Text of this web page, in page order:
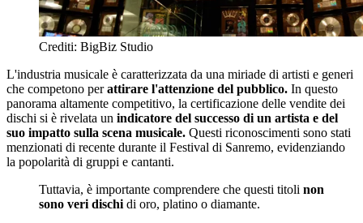
Crediti: BigBiz Studio
L'industria musicale è caratterizzata da una miriade di artisti e generi
che competono perattirare l'attenzione del pubblico. In questo
panorama altamente competitivo, la certificazione delle vendite dei
dischi si è rivelata un indicatore del successo di un artista e del
suo impatto sulla scena musicale. Questi riconoscimenti sono stati
menzionati di recente durante il Festival di Sanremo, evidenziando
la popolarità di gruppi e cantanti.
Tuttavia, è importante comprendere che questi titoli non
sono veri dischi di oro, platino o diamante.